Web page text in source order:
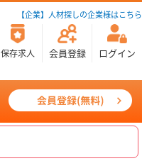
【企業】人材探しの企業様はこちら
保存求人 会員登録 ログイン